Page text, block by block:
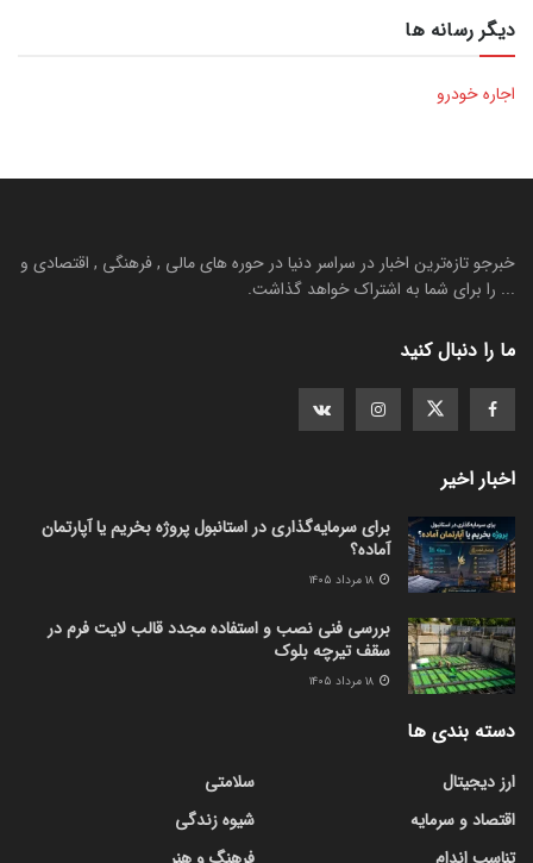
دیگر رسانه ها
اجاره خودرو
خبرجو تازه‌ترین اخبار در سراسر دنیا در حوره های مالی , فرهنگی , اقتصادی و
... را برای شما به اشتراک خواهد گذاشت.
ما را دنبال کنید
اخبار اخیر
برای سرمایه‌گذاری در استانبول پروژه بخریم یا آپارتمان
آماده؟
بررسی فنی نصب و استفاده مجدد قالب لایت فرم در
سقف تیرچه بلوک
دسته بندی ها
ارز دیجیتال
اقتصاد و سرمایه
سلامتی
شیوه زندگی